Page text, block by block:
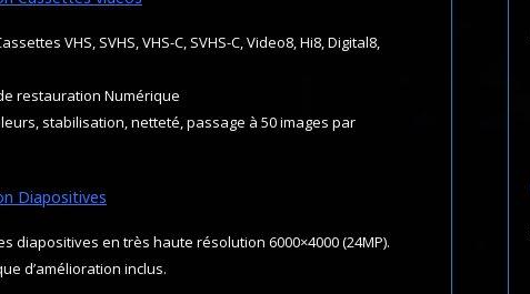
VHS, SVHS, VHS-C, SVHS-C, Video8, Hi8, Digital8,
restauration Numérique
stabilisation, netteté, passage à 50 images par
Diapositives
diapositives en très haute résolution 6000×4000 (24MP).
d’amélioration inclus.